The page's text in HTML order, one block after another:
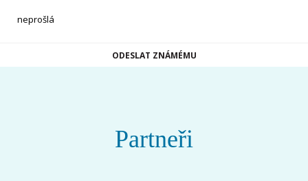
neprošlá
ODESLAT ZNÁMÉMU
Partneři